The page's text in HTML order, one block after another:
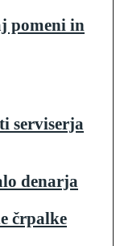
pomeni in
serviserja
denarja
črpalke